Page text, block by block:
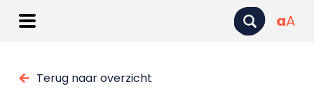
aA
Terug naar overzicht